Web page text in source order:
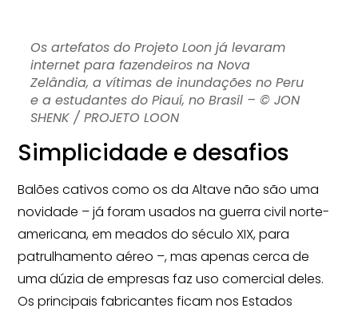
Os artefatos do Projeto Loon já levaram
internet para fazendeiros na Nova
Zelândia, a vítimas de inundações no Peru
e a estudantes do Piauí, no Brasil – © JON
SHENK / PROJETO LOON
Simplicidade e desafios
Balões cativos como os da Altave não são uma
novidade – já foram usados na guerra civil norte-
americana, em meados do século XIX, para
patrulhamento aéreo –, mas apenas cerca de
uma dúzia de empresas faz uso comercial deles.
Os principais fabricantes ficam nos Estados